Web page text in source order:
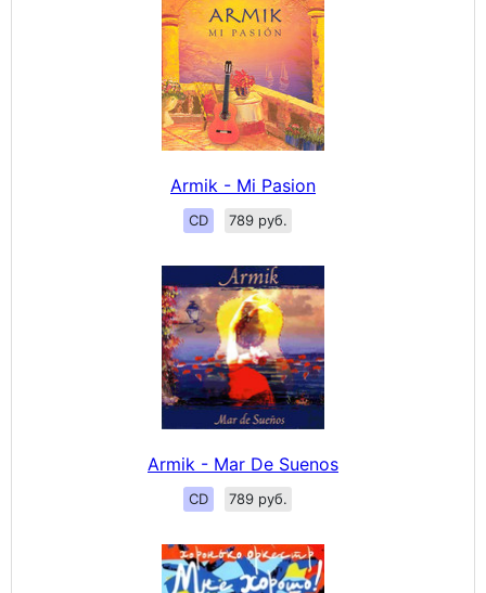
Armik - Mi Pasion
CD 789 руб.
Armik - Mar De Suenos
CD 789 руб.